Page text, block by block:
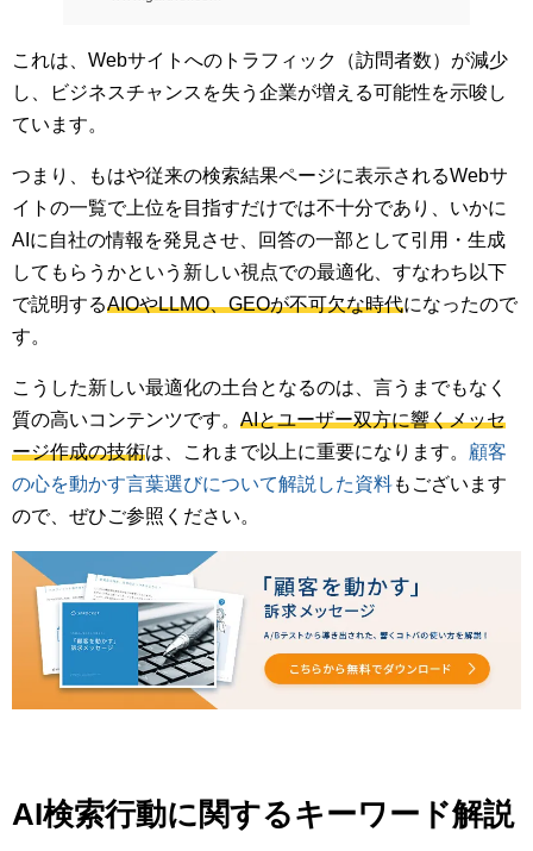
これは、Webサイトへのトラフィック（訪問者数）が減少
し、ビジネスチャンスを失う企業が増える可能性を示唆し
ています。
つまり、もはや従来の検索結果ページに表示されるWebサ
イトの一覧で上位を目指すだけでは不十分であり、いかに
AIに自社の情報を発見させ、回答の一部として引用・生成
してもらうかという新しい視点での最適化、すなわち以下
で説明するAIOやLLMO、GEOが不可欠な時代になったので
す。
こうした新しい最適化の土台となるのは、言うまでもなく
質の高いコンテンツです。 AIとユーザー双方に響くメッセ
ージ作成の技術は、これまで以上に重要になります。 顧客
の心を動かす言葉選びについて解説した資料もございます
ので、ぜひご参照ください。
AI検索行動に関するキーワード解説